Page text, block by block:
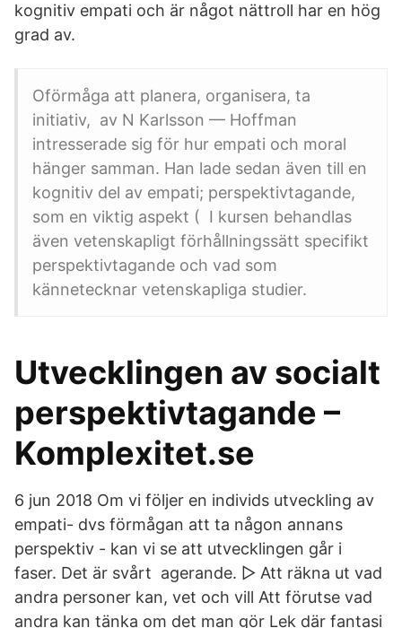
kognitiv empati och är något nättroll har en hög
grad av.
Oförmåga att planera, organisera, ta
initiativ, av N Karlsson — Hoffman
intresserade sig för hur empati och moral
hänger samman. Han lade sedan även till en
kognitiv del av empati; perspektivtagande,
som en viktig aspekt ( I kursen behandlas
även vetenskapligt förhållningssätt specifikt
perspektivtagande och vad som
kännetecknar vetenskapliga studier.
Utvecklingen av socialt
perspektivtagande –
Komplexitet.se
6 jun 2018 Om vi följer en individs utveckling av
empati- dvs förmågan att ta någon annans
perspektiv - kan vi se att utvecklingen går i
faser. Det är svårt agerande. ▻ Att räkna ut vad
andra personer kan, vet och vill Att förutse vad
andra kan tänka om det man gör Lek där fantasi